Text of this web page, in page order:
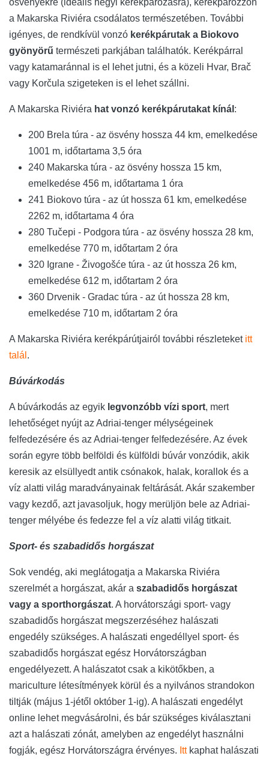
ösvényekre (ideális hegyi kerékpározásra), kerékpározzon
a Makarska Riviéra csodálatos természetében. További
igényes, de rendkívül vonzó kerékpárutak a Biokovo
gyönyörű természeti parkjában találhatók. Kerékpárral
vagy katamaránnal is el lehet jutni, és a közeli Hvar, Brač
vagy Korčula szigeteken is el lehet szállni.
A Makarska Riviéra hat vonzó kerékpárutakat kínál :
200 Brela túra - az ösvény hossza 44 km, emelkedése
1001 m, időtartama 3,5 óra
240 Makarska túra - az ösvény hossza 15 km,
emelkedése 456 m, időtartama 1 óra
241 Biokovo túra - az út hossza 61 km, emelkedése
2262 m, időtartama 4 óra
280 Tučepi - Podgora túra - az ösvény hossza 28 km,
emelkedése 770 m, időtartam 2 óra
320 Igrane - Živogošće túra - az út hossza 26 km,
emelkedése 612 m, időtartam 2 óra
360 Drvenik - Gradac túra - az út hossza 28 km,
emelkedése 710 m, időtartam 2 óra
A Makarska Riviéra kerékpárútjairól további részleteket itt
talál .
Búvárkodás
A búvárkodás az egyik legvonzóbb vízi sport, mert
lehetőséget nyújt az Adriai-tenger mélységeinek
felfedezésére és az Adriai-tenger felfedezésére. Az évek
során egyre több belföldi és külföldi búvár vonzódik, akik
keresik az elsüllyedt antik csónakok, halak, korallok és a
víz alatti világ maradványainak feltárását. Akár szakember
vagy kezdő, azt javasoljuk, hogy merüljön bele az Adriai-
tenger mélyébe és fedezze fel a víz alatti világ titkait.
Sport- és szabadidős horgászat
Sok vendég, aki meglátogatja a Makarska Riviéra
szerelmét a horgászat, akár a szabadidős horgászat
vagy a sporthorgászat. A horvátországi sport- vagy
szabadidős horgászat megszerzéséhez halászati ​​
engedély szükséges. A halászati ​​engedéllyel sport- és
szabadidős horgászat egész Horvátországban
engedélyezett. A halászatot csak a kikötőkben, a
mariculture létesítmények körül és a nyilvános strandokon
tiltják (május 1-jétől október 1-ig). A halászati ​​engedélyt
online lehet megvásárolni, és bár szükséges kiválasztani
azt a halászati ​​zónát, amelyben az engedélyt használni
fogják, egész Horvátországra érvényes. Ittkaphat halászati